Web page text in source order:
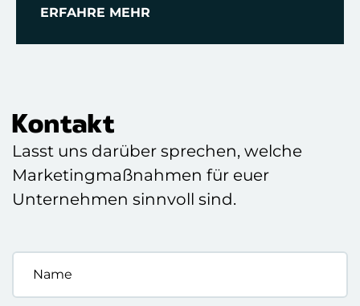
ERFAHRE MEHR
Kontakt
Lasst uns darüber sprechen, welche
Marketingmaßnahmen für euer
Unternehmen sinnvoll sind.
Name